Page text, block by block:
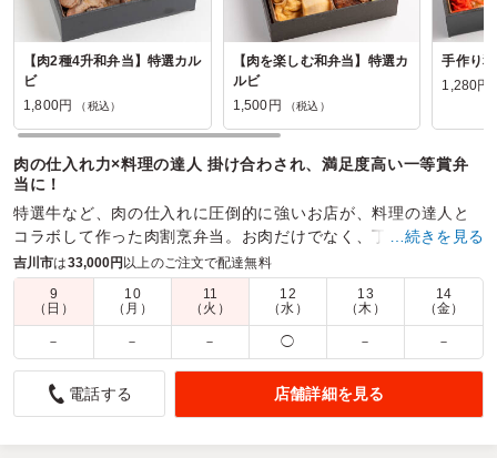
【肉2種4升和弁当】特選カル
ビ
1,800円
（税込）
【肉を楽しむ和弁当】特選カ
ルビ
1,500円
（税込）
手作り
1,280円
肉の仕入れ力×料理の達人 掛け合わされ、満足度高い一等賞弁
当に！
特選牛など、肉の仕入れに圧倒的に強いお店が、料理の達人と
コラボして作った肉割烹弁当。お肉だけでなく、丁寧に作られ
たおかずや、コシヒカリを使用したお米もおすすめです。
商品数： 締切日時： 2日前20:00 価格帯：
1,280円～2,000円
配達時間：
10:00～18:00
コスパの良いお弁当
4.0
…続きを見る
吉川市は33,000円以上のご注文で配達無料
9
（日）
10
（月）
11
（火）
12
（水）
13
（木）
14
（金）
－ － － ◯ － －
電話する 店舗詳細を見る